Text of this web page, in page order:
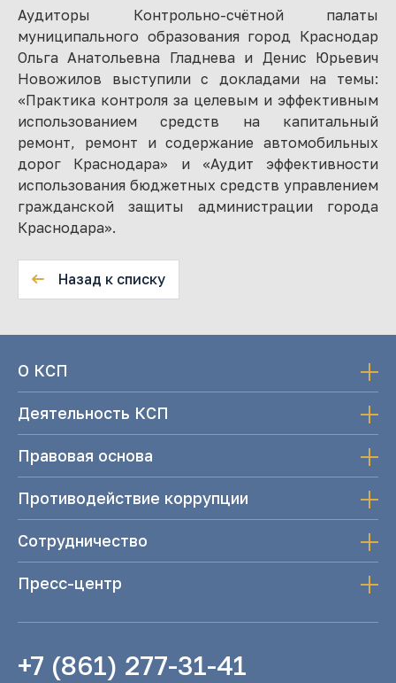
Аудиторы Контрольно-счётной палаты
муниципального образования город Краснодар
Ольга Анатольевна Гладнева и Денис Юрьевич
Новожилов выступили с докладами на темы:
«Практика контроля за целевым и эффективным
использованием средств на капитальный
ремонт, ремонт и содержание автомобильных
дорог Краснодара» и «Аудит эффективности
использования бюджетных средств управлением
гражданской защиты администрации города
Краснодара».
Назад к списку
О КСП
Деятельность КСП
Правовая основа
Противодействие коррупции
Сотрудничество
Пресс-центр
+7 (861) 277-31-41